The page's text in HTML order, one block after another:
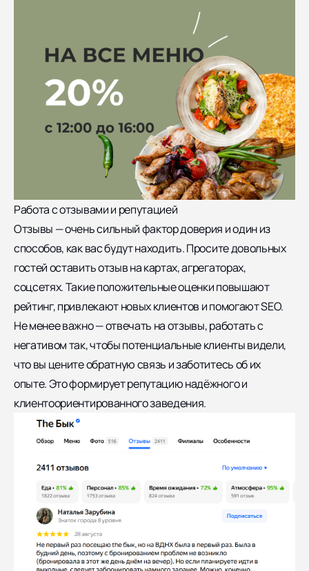
Работа с отзывами и репутацией
Отзывы — очень сильный фактор доверия и один из
способов, как вас будут находить. Просите довольных
гостей оставить отзыв на картах, агрегаторах,
соцсетях. Такие положительные оценки повышают
рейтинг, привлекают новых клиентов и помогают SEO.
Не менее важно — отвечать на отзывы, работать с
негативом так, чтобы потенциальные клиенты видели,
что вы цените обратную связь и заботитесь об их
опыте. Это формирует репутацию надёжного и
клиентоориентированного заведения.